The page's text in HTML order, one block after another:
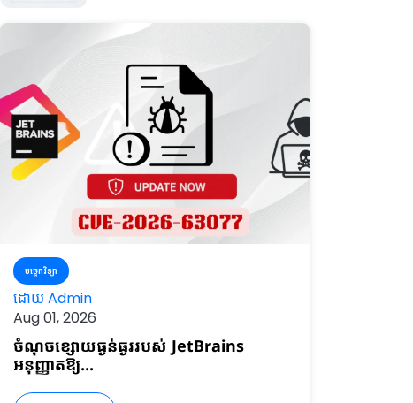
បច្ចេកវិទ្យា
ដោយ Admin
Aug 01, 2026
ចំណុចខ្សោយធ្ងន់ធ្ងររបស់ JetBrains
អនុញ្ញាតឱ្យ...